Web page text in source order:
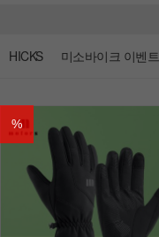
HICKS 미소바이크 이벤트
%